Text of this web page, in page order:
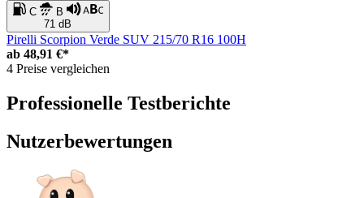
C
B
71 dB
Pirelli Scorpion Verde SUV 215/70 R16 100H
ab 48,91 €*
4 Preise vergleichen
Professionelle Testberichte
Nutzerbewertungen